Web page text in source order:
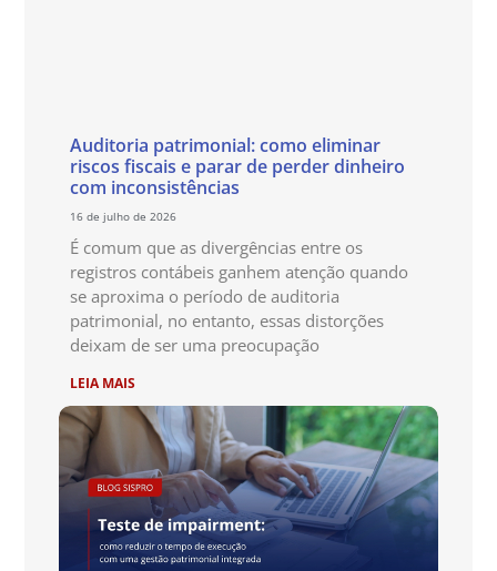
Auditoria patrimonial: como eliminar
riscos fiscais e parar de perder dinheiro
com inconsistências
16 de julho de 2026
É comum que as divergências entre os
registros contábeis ganhem atenção quando
se aproxima o período de auditoria
patrimonial, no entanto, essas distorções
deixam de ser uma preocupação
LEIA MAIS